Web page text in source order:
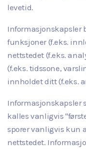
levetid.
Informasjonskapsler
funksjoner (f.eks.
nettstedet (f.eks.
(f.eks. tidssone,
innholdet ditt (f.eks.
Informasjonskapsler
kalles vanligvis
sporer vanligvis kun
nettstedet.